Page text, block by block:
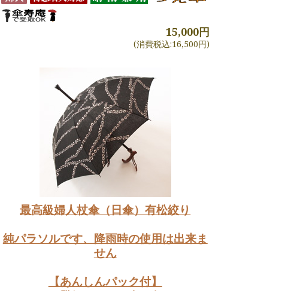
15,000円
(消費税込:16,500円)
最高級婦人杖傘（日傘）有松絞り
純パラソルです、降雨時の使用は出来ま
せん
【あんしんパック付】